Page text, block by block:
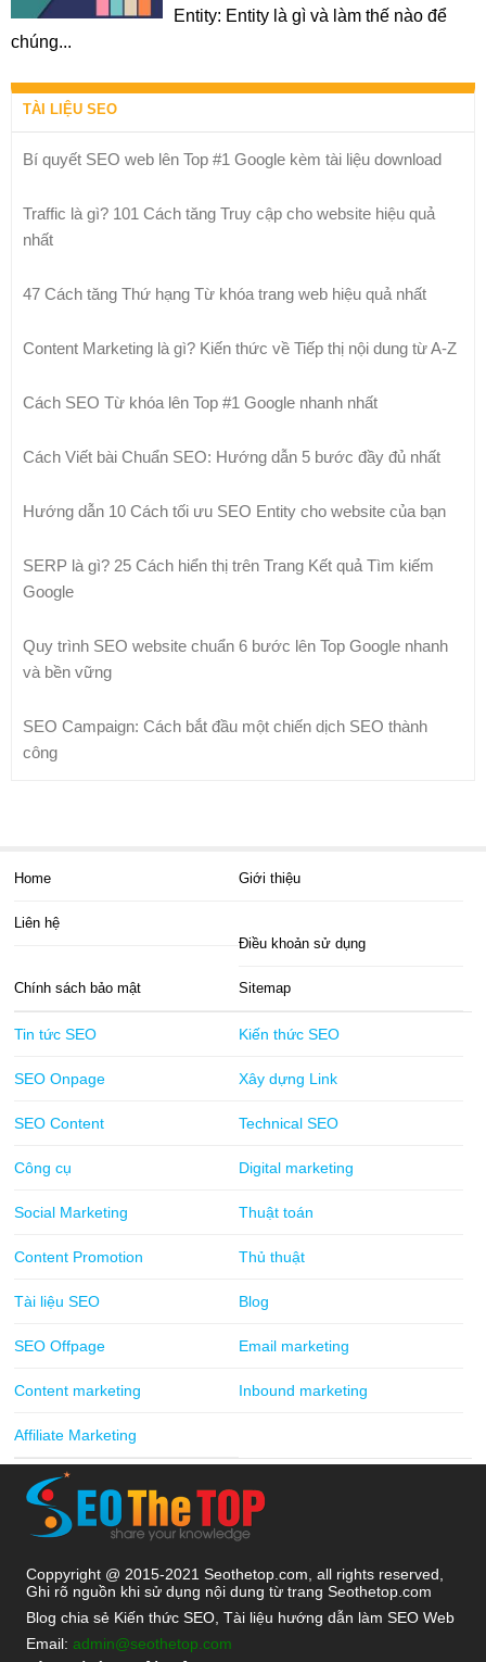
Entity: Entity là gì và làm thế nào để
chúng...
TÀI LIỆU SEO
Bí quyết SEO web lên Top #1 Google kèm tài liệu download
Traffic là gì? 101 Cách tăng Truy cập cho website hiệu quả
nhất
47 Cách tăng Thứ hạng Từ khóa trang web hiệu quả nhất
Content Marketing là gì? Kiến thức về Tiếp thị nội dung từ A-Z
Cách SEO Từ khóa lên Top #1 Google nhanh nhất
Cách Viết bài Chuẩn SEO: Hướng dẫn 5 bước đầy đủ nhất
Hướng dẫn 10 Cách tối ưu SEO Entity cho website của bạn
SERP là gì? 25 Cách hiển thị trên Trang Kết quả Tìm kiếm
Google
Quy trình SEO website chuẩn 6 bước lên Top Google nhanh
và bền vững
SEO Campaign: Cách bắt đầu một chiến dịch SEO thành
công
Home Giới thiệu
Liên hệ
Điều khoản sử dụng
Chính sách bảo mật Sitemap
Tin tức SEO Kiến thức SEO
SEO Onpage Xây dựng Link
SEO Content Technical SEO
Công cụ Digital marketing
Social Marketing Thuật toán
Content Promotion Thủ thuật
Tài liệu SEO Blog
SEO Offpage Email marketing
Content marketing Inbound marketing
Affiliate Marketing
Coppyright @ 2015-2021 Seothetop.com, all rights reserved,
Ghi rõ nguồn khi sử dụng nội dung từ trang Seothetop.com
Blog chia sẻ Kiến thức SEO, Tài liệu hướng dẫn làm SEO Web
Email: admin@seothetop.com